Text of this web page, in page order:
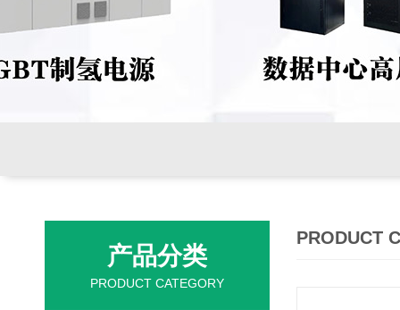
产品分类
PRODUCT CATEGORY
PRODUCT